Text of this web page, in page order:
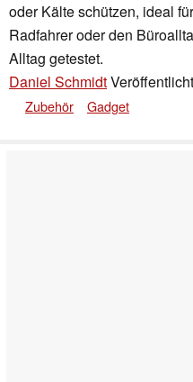
oder Kälte schützen, ideal
Radfahrer oder den
Alltag getestet.
Daniel Schmidt
Zubehör Gadget